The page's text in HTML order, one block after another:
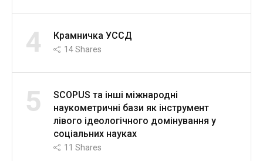
4 Крамничка УССД
14Shares
5
SCOPUS та інші міжнародні
наукометричні бази як інструмент
лівого ідеологічного домінування у
соціальних науках
11 Shares